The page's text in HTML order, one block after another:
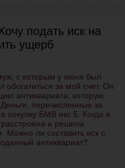
подать иск на
ущерб
с которым у меня был
за мой счет. Он
антиквариата, которую
перечисленные за
покупку БМВ икс 5. Когда я
и решила
Можно ли составить иск с
антиквариат?